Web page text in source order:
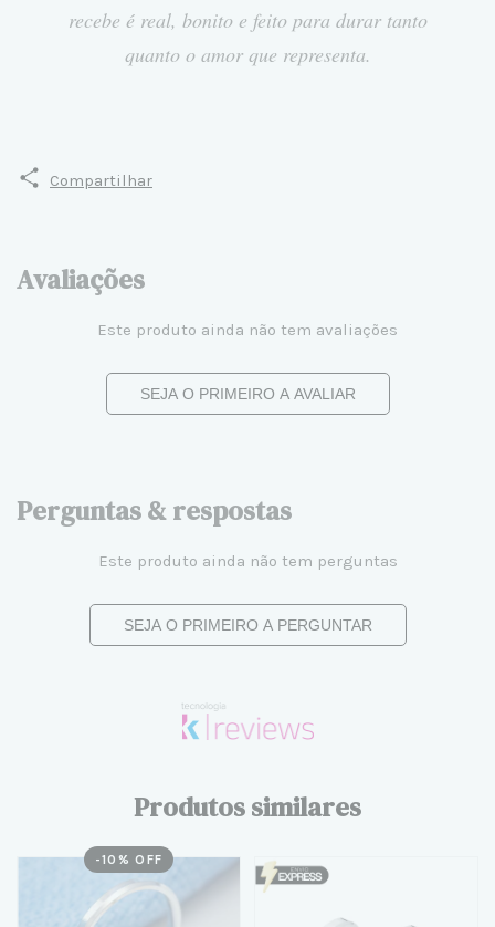
recebe é real, bonito e feito para durar tanto
quanto o amor que representa.
Compartilhar
Avaliações
Este produto ainda não tem avaliações
SEJA O PRIMEIRO A AVALIAR
Perguntas & respostas
Este produto ainda não tem perguntas
SEJA O PRIMEIRO A PERGUNTAR
Produtos similares
-10 % OFF